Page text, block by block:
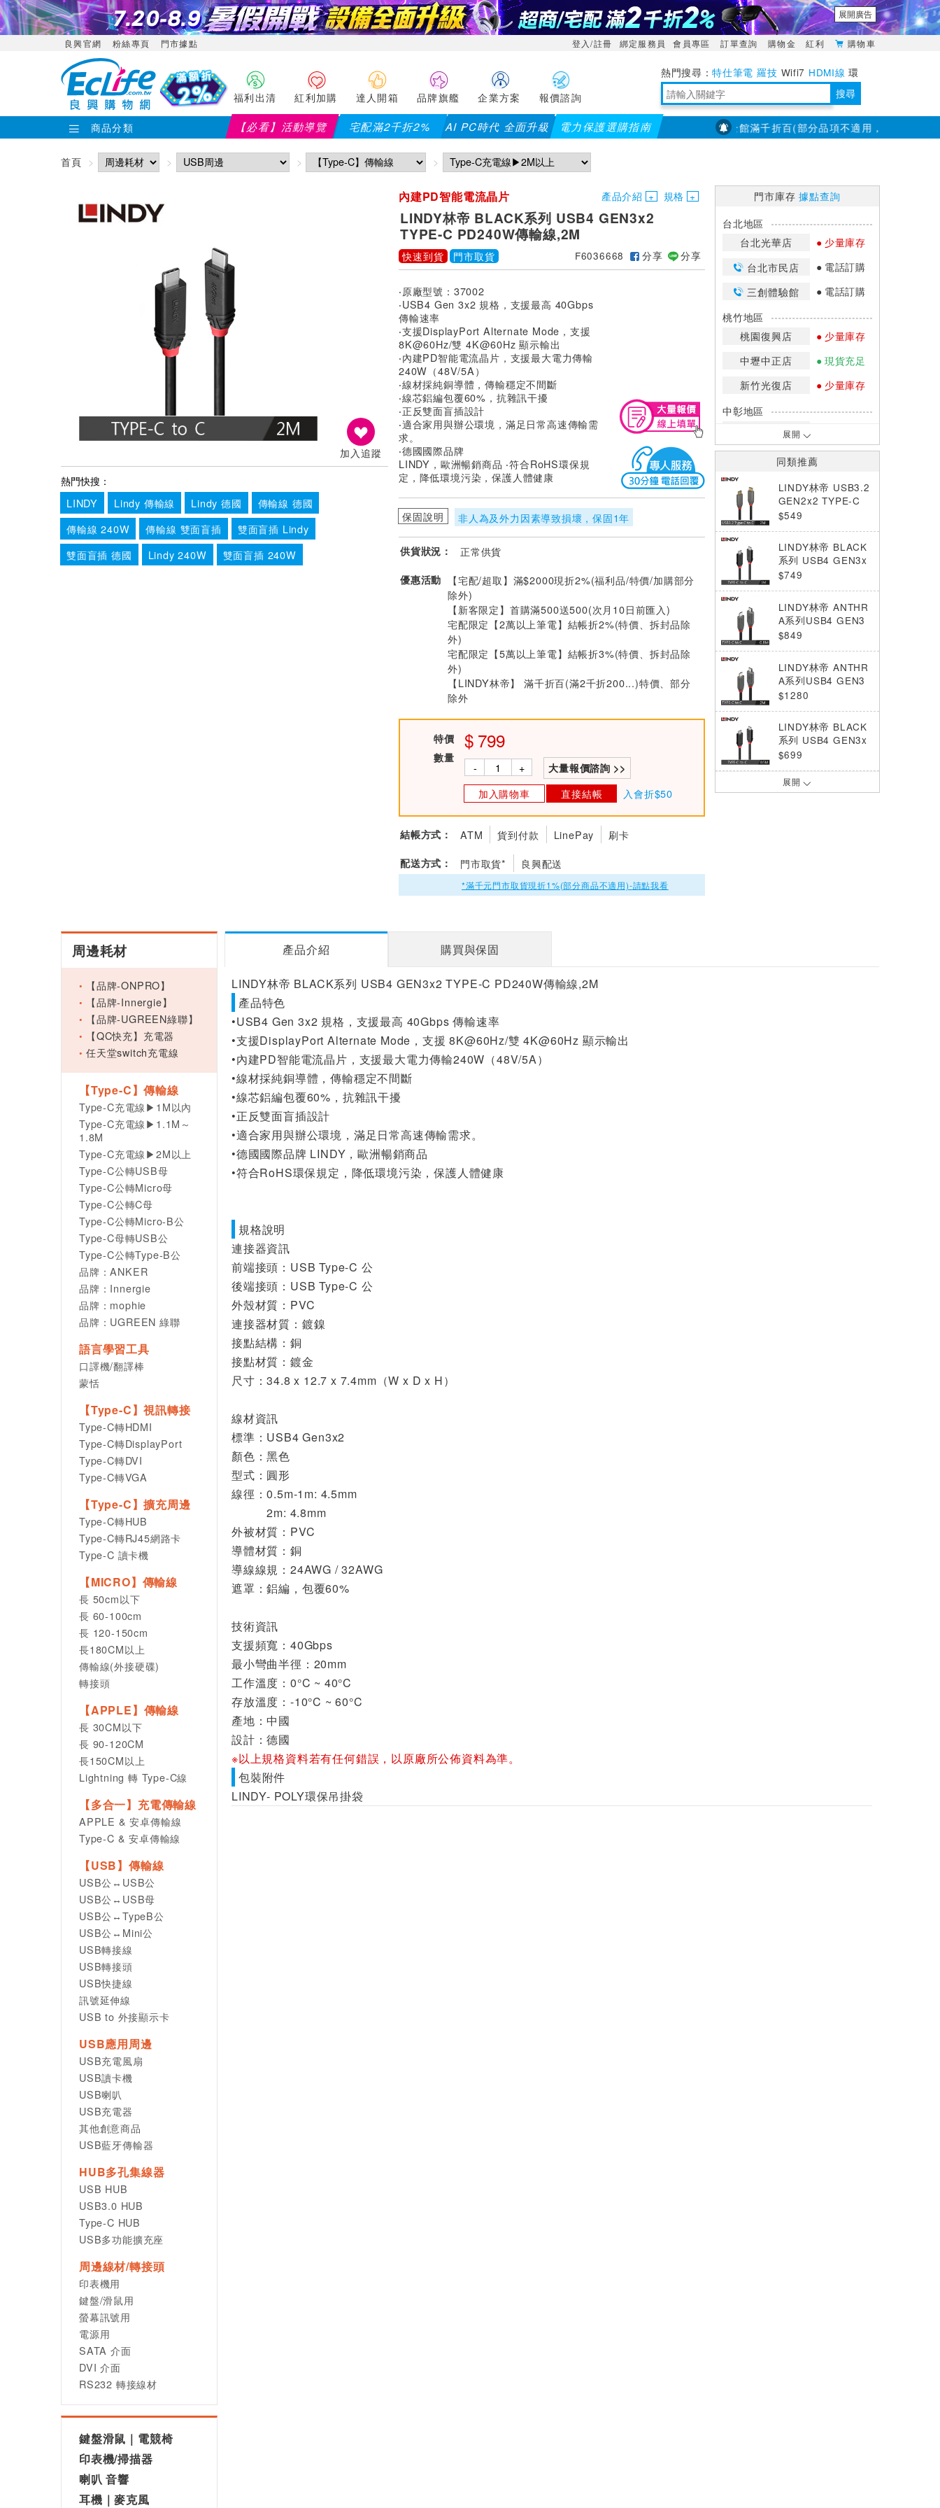
展開廣告
良興官網 粉絲專頁 門市據點 登入/註冊 綁定服務員 會員專區 訂單查詢 購物金 紅利 購物車
福利出清 紅利加購 達人開箱 品牌旗艦 企業方案 報價諮詢
特仕筆電 羅技 Wifi7 HDMI線 環
境量測 明緯POWER 搜尋
商品分類 【必看】活動導覽 宅配滿2千折2% AI PC時代 全面升級 電力保護選購指南【PX大通】全館滿千折百(部分品項不適用，滿2千折200...)
首頁
加入追蹤
熱門快搜：
LINDY
Lindy 傳輸線 Lindy 德國
傳輸線 德國
傳輸線 240W
傳輸線 雙面盲插
雙面盲插 Lindy
雙面盲插 德國
Lindy 240W 雙面盲插 240W
內建PD智能電流晶片 產品介紹 規格
LINDY林帝 BLACK系列 USB4 GEN3x2
TYPE-C PD240W傳輸線,2M
快速到貨 門市取貨 F6036668 分享 分享
‧原廠型號：37002
‧USB4 Gen 3x2 規格，支援最高 40Gbps
傳輸速率
‧支援DisplayPort Alternate Mode，支援
8K@60Hz/雙 4K@60Hz 顯示輸出
‧內建PD智能電流晶片，支援最大電力傳輸
240W（48V/5A）
‧線材採純銅導體，傳輸穩定不間斷
‧線芯鋁編包覆60%，抗雜訊干擾
‧正反雙面盲插設計
‧適合家用與辦公環境，滿足日常高速傳輸需
求。
‧德國國際品牌
LINDY，歐洲暢銷商品 ‧符合RoHS環保規
定，降低環境污染，保護人體健康
保固說明 非人為及外力因素導致損壞 , 保固1年
供貨狀況： 正常供貨
優惠活動
【宅配/超取】滿$2000現折2%(福利品/特價/加購部分
除外)
【新客限定】首購滿500送500(次月10日前匯入)
宅配限定【2萬以上筆電】結帳折2%(特價、拆封品除
外)
宅配限定【5萬以上筆電】結帳折3%(特價、拆封品除
外)
【LINDY林帝】 滿千折百(滿2千折200...)特價、部分
除外
特價 799
數量
- + 大量報價諮詢 >>
加入購物車 直接結帳 入會折$50
結帳方式： ATM 貨到付款 LinePay 刷卡
配送方式： 門市取貨* 良興配送
*滿千元門市取貨現折1%(部分商品不適用)-請點我看
門市庫存據點查詢
台北地區
台北光華店
少量庫存
台北市民店
電話訂購
三創體驗館
電話訂購
桃竹地區
桃園復興店
少量庫存
中壢中正店
現貨充足
新竹光復店
少量庫存
中彰地區
台中英才店
嘉南地區
高雄鳳山店
少量庫存
*庫存數量：網路訂購(0)、少量庫存
(1~2)、現貨充足(3以上)。
*門市庫存以店內實際數量為準，可使
用專人服務或撥打門市電話洽詢。
展開
同類推薦
LINDY林帝 USB3.2
GEN2x2 TYPE-C
公TO公 傳輸線+PD
$549
LINDY林帝 BLACK
系列 USB4 GEN3x
2 TYPE-C PD240W
$749
LINDY林帝 ANTHR
A系列USB4 GEN3
X2 TYPE-C PD240
$849
LINDY林帝 ANTHR
A系列USB4 GEN3
X2 TYPE-C PD240
$1280
LINDY林帝 BLACK
系列 USB4 GEN3x
2 TYPE-C PD240W
$699
LINDY林帝 ANTHR
LINDY 林帝 ANTHR
展開
周邊耗材
【品牌-ONPRO】
【品牌-Innergie】
【品牌-UGREEN綠聯】
【QC快充】充電器
任天堂switch充電線
【Type-C】傳輸線
Type-C充電線▶1M以內
Type-C充電線▶1.1M～
1.8M
Type-C充電線▶2M以上
Type-C公轉USB母
Type-C公轉Micro母
Type-C公轉C母
Type-C公轉Micro-B公
Type-C母轉USB公
Type-C公轉Type-B公
品牌：ANKER
品牌：Innergie
品牌：mophie
品牌：UGREEN 綠聯
語言學習工具
口譯機/翻譯棒
蒙恬
【Type-C】視訊轉接
Type-C轉HDMI
Type-C轉DisplayPort
Type-C轉DVI
Type-C轉VGA
【Type-C】擴充周邊
Type-C轉HUB
Type-C轉RJ45網路卡
Type-C 讀卡機
【MICRO】傳輸線
長 50cm以下
長 60-100cm
長 120-150cm
長180CM以上
傳輸線(外接硬碟)
轉接頭
【APPLE】傳輸線
長 30CM以下
長 90-120CM
長150CM以上
Lightning 轉 Type-C線
【多合一】充電傳輸線
APPLE & 安卓傳輸線
Type-C & 安卓傳輸線
【USB】傳輸線
USB公↔USB公
USB公↔USB母
USB公↔TypeB公
USB公↔Mini公
USB轉接線
USB轉接頭
USB快捷線
訊號延伸線
USB to 外接顯示卡
USB應用周邊
USB充電風扇
USB讀卡機
USB喇叭
USB充電器
其他創意商品
USB藍牙傳輸器
HUB多孔集線器
USB HUB
USB3.0 HUB
Type-C HUB
USB多功能擴充座
周邊線材/轉接頭
印表機用
鍵盤/滑鼠用
螢幕訊號用
電源用
SATA 介面
DVI 介面
RS232 轉接線材
鍵盤滑鼠｜電競椅
印表機/掃描器
喇叭 音響
耳機｜麥克風
產品介紹 購買與保固
LINDY林帝 BLACK系列 USB4 GEN3x2 TYPE-C PD240W傳輸線,2M
產品特色
•USB4 Gen 3x2 規格，支援最高 40Gbps 傳輸速率
•支援DisplayPort Alternate Mode，支援 8K@60Hz/雙 4K@60Hz 顯示輸出
•內建PD智能電流晶片，支援最大電力傳輸240W（48V/5A）
•線材採純銅導體，傳輸穩定不間斷
•線芯鋁編包覆60%，抗雜訊干擾
•正反雙面盲插設計
•適合家用與辦公環境，滿足日常高速傳輸需求。
•德國國際品牌 LINDY，歐洲暢銷商品
•符合RoHS環保規定，降低環境污染，保護人體健康
規格說明
連接器資訊
前端接頭：USB Type-C 公
後端接頭：USB Type-C 公
外殼材質：PVC
連接器材質：鍍鎳
接點結構：銅
接點材質：鍍金
尺寸：34.8 x 12.7 x 7.4mm（W x D x H）
線材資訊
標準：USB4 Gen3x2
顏色：黑色
型式：圓形
線徑：0.5m-1m: 4.5mm
2m: 4.8mm
外被材質：PVC
導體材質：銅
導線線規：24AWG / 32AWG
遮罩：鋁編，包覆60%
技術資訊
支援頻寬：40Gbps
最小彎曲半徑：20mm
工作溫度：0°C ~ 40°C
存放溫度：-10°C ~ 60°C
產地：中國
設計：德國
※以上規格資料若有任何錯誤，以原廠所公佈資料為準。
包裝附件
LINDY- POLY環保吊掛袋